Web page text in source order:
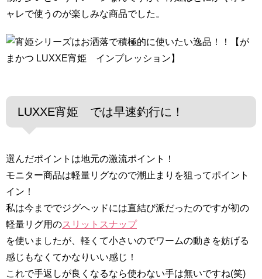
ャレで使うのが楽しみな商品でした。
LUXXE宵姫 では早速釣行に！
選んだポイントは地元の激流ポイント！
モニター商品は軽量リグなので潮止まりを狙ってポイント
イン！
私は今まででジグヘッドには直結び派だったのですが初の
軽量リグ用のスリットスナップ
を使いましたが、軽くて小さいのでワームの動きを妨げる
感じもなくてかなりいい感じ！
これで手返しが良くなるなら使わない手は無いですね(笑)